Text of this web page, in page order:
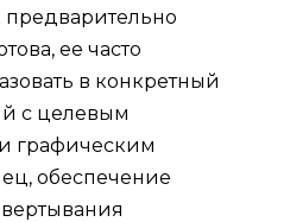
предварительно
ее часто
в конкретный
с целевым
графическим
обеспечение